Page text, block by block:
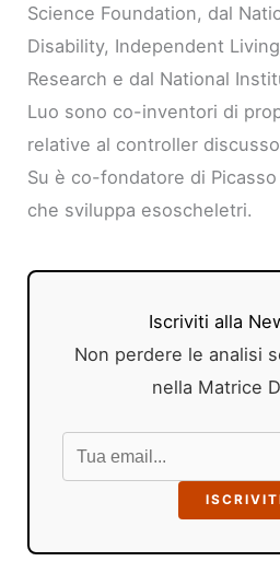
Science Foundation, dal
Disability, Independent
Research e dal National
Luo sono co-inventori di
relative al controller
Su è co-fondatore di
che sviluppa esoscheletri.
Iscriviti alla
Non perdere le analisi
nella Matrice